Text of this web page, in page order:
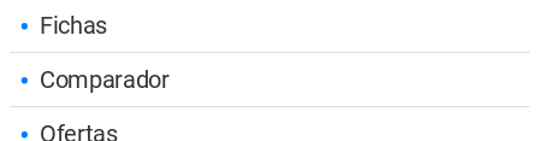
Fichas
Comparador
Ofertas